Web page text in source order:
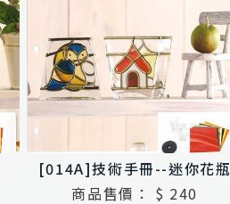
[014A]技術手冊--迷你花瓶
商品售價：
$ 240